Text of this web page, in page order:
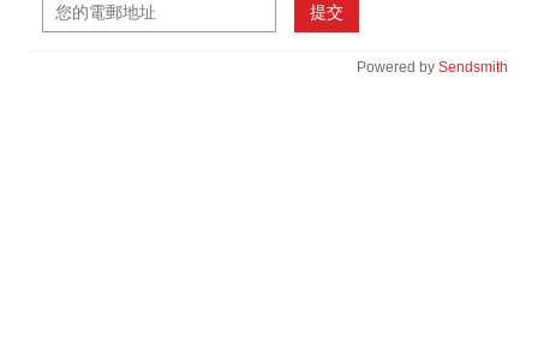
提交
Powered by Sendsmith